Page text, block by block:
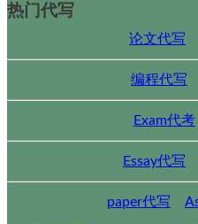
热门代写
论文代写
编程代写
Exam代考
Essay代写
paper代写